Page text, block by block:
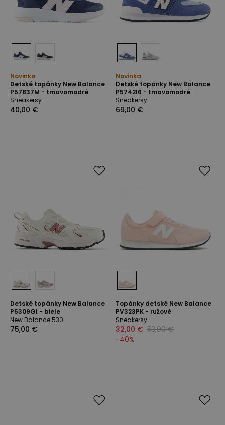
Novinka
Detské topánky New Balance
P57837M - tmavomodré
Sneakersy
40,00 €
Novinka
Detské topánky New Balance
P5742I6 - tmavomodré
Sneakersy
69,00 €
Detské topánky New Balance
P5309GI - biele
New Balance 530
75,00 €
Topánky detské New Balance
PV323PK - ružové
Sneakersy
32,00 € 53,00 €
-40%